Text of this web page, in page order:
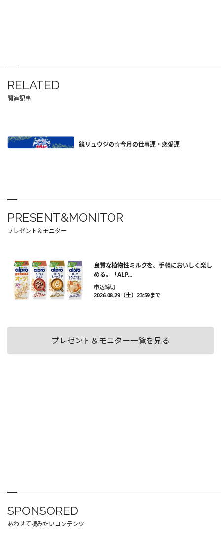
RELATED
関連記事
鏡リュウジの☆今月の仕事運・恋愛運
PRESENT&MONITOR
プレゼント＆モニター
良質な植物性ミルクを、手軽においしく楽し
める。「ALP...
申込締切
2026.08.29（土）23:59まで
プレゼント＆モニター一覧を見る
SPONSORED
あわせて読みたいコンテンツ